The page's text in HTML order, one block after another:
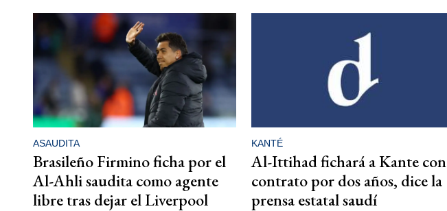
ASAUDITA
Brasileño Firmino ficha por el
Al-Ahli saudita como agente
libre tras dejar el Liverpool
KANTÉ
Al-Ittihad fichará a Kante con
contrato por dos años, dice la
prensa estatal saudí